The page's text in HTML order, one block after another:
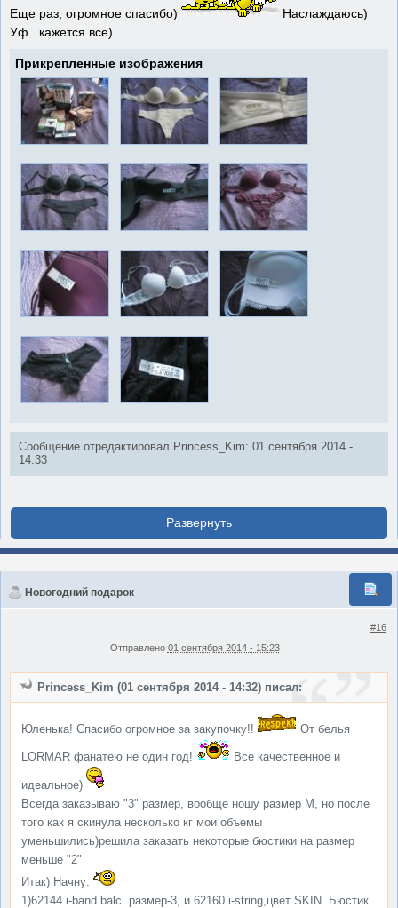
Еще раз, огромное спасибо)
Наслаждаюсь)
Уф...кажется все)
Прикрепленные изображения
Сообщение отредактировал Princess_Kim: 01 сентября 2014 -
14:33
Новогодний подарок
#16
Отправлено 01 сентября 2014 - 15:23
Princess_Kim (01 сентября 2014 - 14:32) писал:
Юленька! Спасибо огромное за закупочку!! От белья
LORMAR фанатею не один год! Все качественное и
идеальное)
Всегда заказываю "3" размер, вообще ношу размер М, но после
того как я скинула несколько кг мои объемы
уменьшились)решила заказать некоторые бюстики на размер
меньше "2"
Итак) Начну:
1)62144 i-band balc. размер-3, и 62160 i-string,цвет SKIN. Бюстик